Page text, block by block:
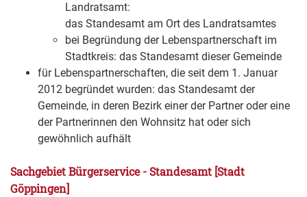
Landratsamt:
das Standesamt am Ort des Landratsamtes
bei Begründung der Lebenspartnerschaft im
Stadtkreis: das Standesamt dieser Gemeinde
für Lebenspartnerschaften, die seit dem 1. Januar
2012 begründet wurden: das Standesamt der
Gemeinde, in deren Bezirk einer der Partner oder eine
der Partnerinnen den Wohnsitz hat oder sich
gewöhnlich aufhält
Sachgebiet Bürgerservice - Standesamt [Stadt
Göppingen]